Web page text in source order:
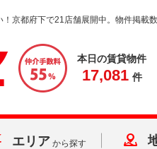
京都府下で21店舗展開中。物件掲載
本日の賃貸物件
17,081 件
エリア から探す